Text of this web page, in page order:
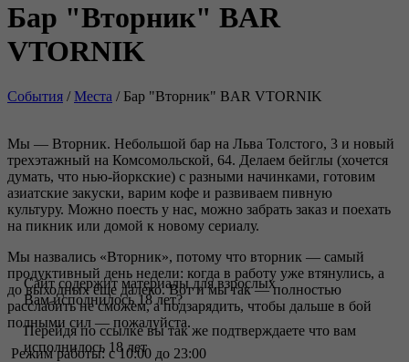
Бар "Вторник" BAR
VTORNIK
События /Места / Бар "Вторник" BAR VTORNIK
Мы — Вторник. Небольшой бар на Льва Толстого, 3 и новый
трехэтажный на Комсомольской, 64. Делаем бейглы (хочется
думать, что нью-йоркские) с разными начинками, готовим
азиатские закуски, варим кофе и развиваем пивную
культуру. Можно поесть у нас, можно забрать заказ и поехать
на пикник или домой к новому сериалу.
Мы назвались «Вторник», потому что вторник — самый
продуктивный день недели: когда в работу уже втянулись, а
до выходных еще далеко. Вот и мы так — полностью
расслабить не сможем, а подзарядить, чтобы дальше в бой
полными сил — пожалуйста.
Режим работы: с 10:00 до 23:00
Сайт содержит материалы для взрослых
Вам исполнилось 18 лет?
Перейдя по ссылке вы так же подтверждаете что вам
исполнилось 18 лет